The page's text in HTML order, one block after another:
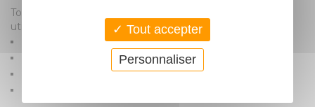
Tournevis à lames interchangeables, aux deux extrémités
utiles :
Empreinte Fente : 4 - 5,5 - 6,5
Empreinte Phillips© : Ph1 - Ph2 - Ph3
Empreinte Pozidriv© : PZ1 - PZ2
Tout accepter
Personnaliser